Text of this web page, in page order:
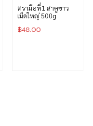
ตรามือที่1 สาคูขาว
เม็ดใหญ่ 500g
฿48.00